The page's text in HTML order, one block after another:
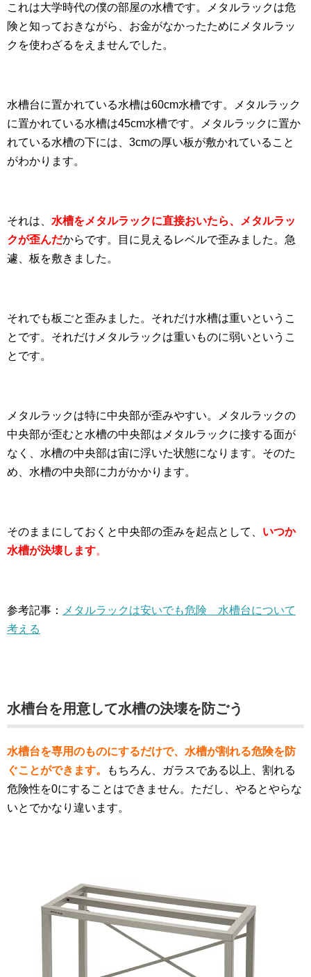
これは大学時代の僕の部屋の水槽です。メタルラックは危
険と知っておきながら、お金がなかったためにメタルラッ
クを使わざるをえませんでした。
水槽台に置かれている水槽は60cm水槽です。メタルラック
に置かれている水槽は45cm水槽です。メタルラックに置か
れている水槽の下には、3cmの厚い板が敷かれていること
がわかります。
それは、 水槽をメタルラックに直接おいたら、メタルラッ
クが歪んだからです。目に見えるレベルで歪みました。急
遽、板を敷きました。
それでも板ごと歪みました。それだけ水槽は重いというこ
とです。それだけメタルラックは重いものに弱いというこ
とです。
メタルラックは特に中央部が歪みやすい。メタルラックの
中央部が歪むと水槽の中央部はメタルラックに接する面が
なく、水槽の中央部は宙に浮いた状態になります。そのた
め、水槽の中央部に力がかかります。
そのままにしておくと中央部の歪みを起点として、 いつか
水槽が決壊します。
参考記事：
メタルラックは安いでも危険 水槽台について
考える
水槽台を用意して水槽の決壊を防ごう
水槽台を専用のものにするだけで、水槽が割れる危険を防
ぐことができます。
もちろん、ガラスである以上、割れる
危険性を0にすることはできません。ただし、やるとやらな
いとでかなり違います。